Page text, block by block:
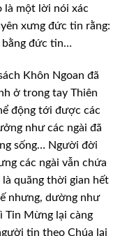
là một lời nói xác
xưng đức tin rằng:
bằng đức tin…
Khôn Ngoan đã
ở trong tay Thiên
động tới được các
như các ngài đã
sống… Người đời
các ngài vẫn chứa
quãng thời gian hết
nhưng, dường như
Tin Mừng lại càng
tin theo Chúa lại